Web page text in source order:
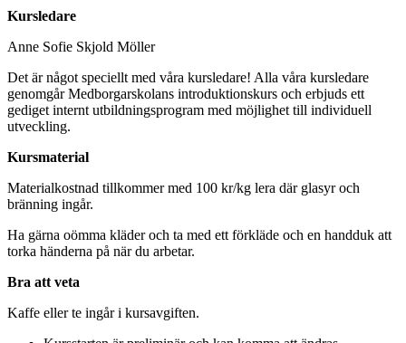
Kursledare
Anne Sofie Skjold Möller
Det är något speciellt med våra kursledare! Alla våra kursledare
genomgår Medborgarskolans introduktionskurs och erbjuds ett
gediget internt utbildningsprogram med möjlighet till individuell
utveckling.
Kursmaterial
Materialkostnad tillkommer med 100 kr/kg lera där glasyr och
bränning ingår.
Ha gärna oömma kläder och ta med ett förkläde och en handduk att
torka händerna på när du arbetar.
Bra att veta
Kaffe eller te ingår i kursavgiften.